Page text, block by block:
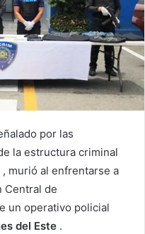
por las
la estructura criminal
, murió al enfrentarse a
Central de
un operativo policial
del Este .